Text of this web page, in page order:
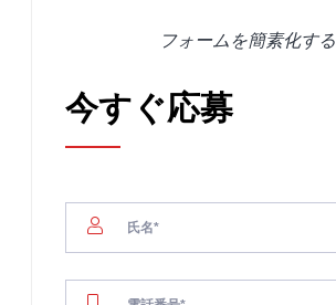
フォームを簡素化する
今すぐ応募